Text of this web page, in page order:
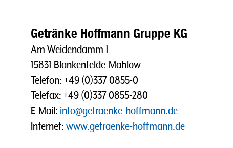
Getränke Hoffmann Gruppe KG
Am Weidendamm 1
15831 Blankenfelde-Mahlow
Telefon: +49 (0)337 0855-0
Telefax: +49 (0)337 0855-280
E-Mail: info@getraenke-hoffmann.de
Internet: www.getraenke-hoffmann.de